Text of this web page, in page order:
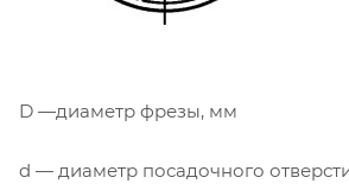
D —диаметр фрезы, мм
d — диаметр посадочного